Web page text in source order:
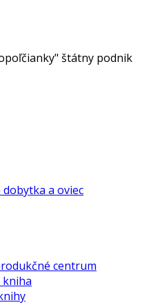
štátny podnik
a oviec
centrum
kniha